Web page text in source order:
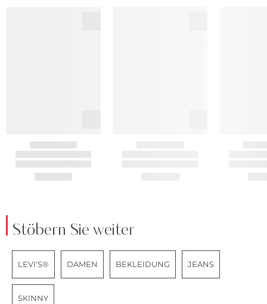
Stöbern Sie weiter
LEVI'S® DAMEN BEKLEIDUNG JEANS
SKINNY